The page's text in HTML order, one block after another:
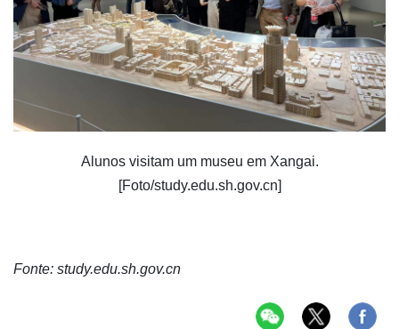
Alunos visitam um museu em Xangai.
[Foto/study.edu.sh.gov.cn]
Fonte: study.edu.sh.gov.cn